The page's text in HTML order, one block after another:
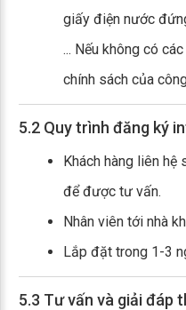
giấy điện nước
... Nếu không có
chính sách của
5.2 Quy trình đăng ký
Khách hàng liên
để được tư vấn.
Nhân viên tới nhà
Lắp đặt trong 1-3
5.3 Tư vấn và giải đáp